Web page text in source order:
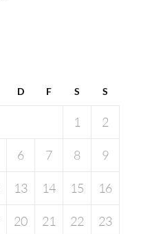
D F S S
1 2
6 7 8 9
13 14 15 16
20 21 22 23